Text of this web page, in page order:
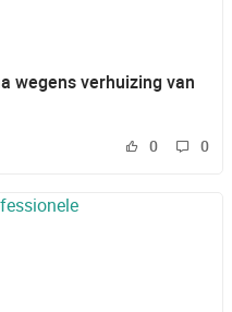
wegens verhuizing van
0 0